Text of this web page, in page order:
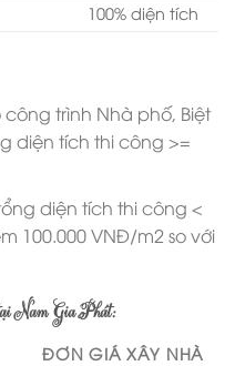
100% diện tích
trình Nhà phố, Biệt
diện tích thi công >=
diện tích thi công <
100.000 VNĐ/m2 so với
Nam Gia Phát:
ĐƠN GIÁ XÂY NHÀ